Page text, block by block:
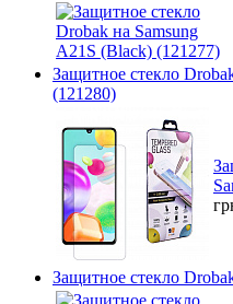
Защитное стекло
(121280)
Защитное стекло